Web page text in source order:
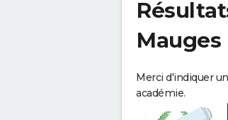
Mauges
Merci d'indiquer
académie.